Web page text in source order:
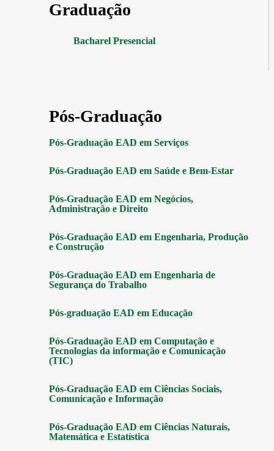
Graduação
Bacharel Presencial
Pós-Graduação
Pós-Graduação EAD em Serviços
Pós-Graduação EAD em Saúde e Bem-Estar
Pós-Graduação EAD em Negócios,
Administração e Direito
Pós-Graduação EAD em Engenharia, Produção
e Construção
Pós-Graduação EAD em Engenharia de
Segurança do Trabalho
Pós-graduação EAD em Educação
Pós-Graduação EAD em Computação e
Tecnologias da informação e Comunicação
(TIC)
Pós-Graduação EAD em Ciências Sociais,
Comunicação e Informação
Pós-Graduação EAD em Ciências Naturais,
Matemática e Estatística